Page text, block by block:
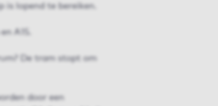
is lopend te bereiken.
A15.
De tram stopt om
door een